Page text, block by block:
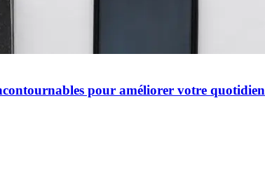
pour améliorer votre quotidien